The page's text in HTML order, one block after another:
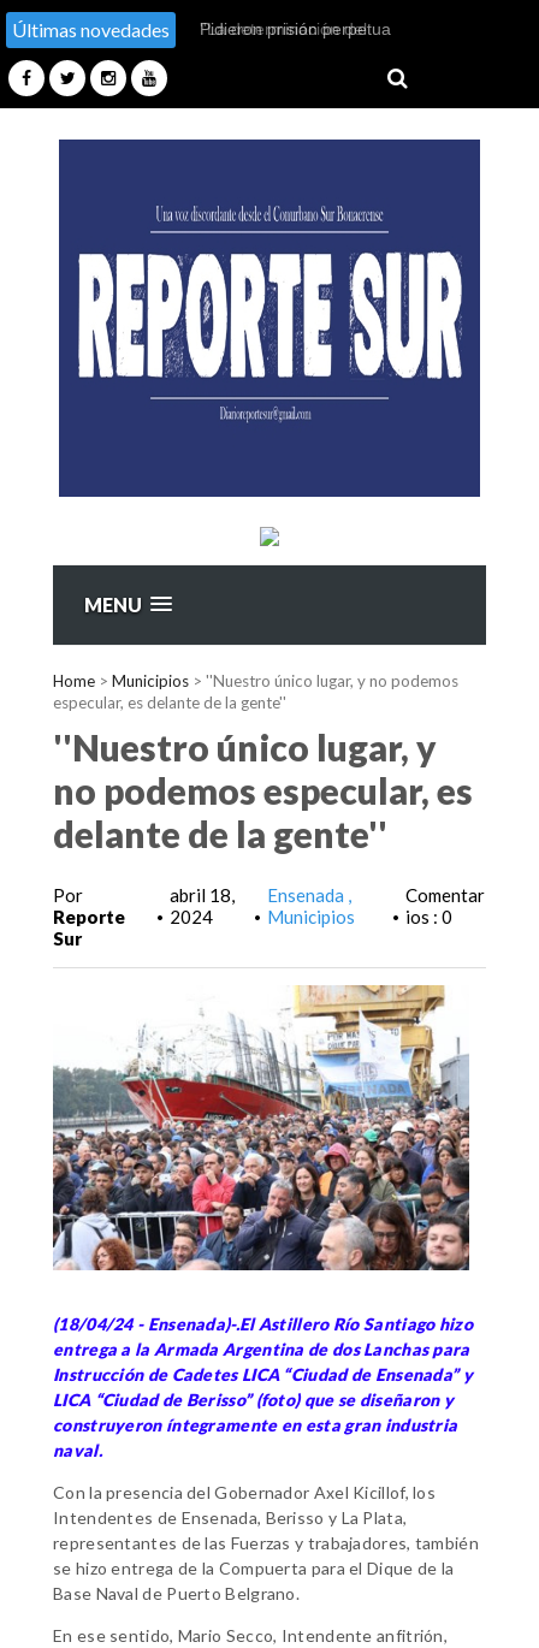
Últimas novedades
''La determinación del
MENU
Home > Municipios > ''Nuestro único lugar, y no podemos
especular, es delante de la gente''
''Nuestro único lugar, y
no podemos especular, es
delante de la gente''
Por
Reporte
Sur
•
abril 18,
2024
•
Ensenada
Municipios
•
Comentar
ios : 0
(18/04/24 - Ensenada)-.El Astillero Río Santiago hizo
entrega a la Armada Argentina de dos Lanchas para
Instrucción de Cadetes LICA “Ciudad de Ensenada” y
LICA “Ciudad de Berisso” (foto) que se diseñaron y
construyeron íntegramente en esta gran industria
naval.
Con la presencia del Gobernador Axel Kicillof, los
Intendentes de Ensenada, Berisso y La Plata,
representantes de las Fuerzas y trabajadores, también
se hizo entrega de la Compuerta para el Dique de la
Base Naval de Puerto Belgrano.
En ese sentido, Mario Secco, Intendente anfitrión,